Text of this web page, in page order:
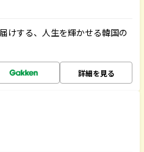
けする、人生を輝かせる韓国の
詳細を見る